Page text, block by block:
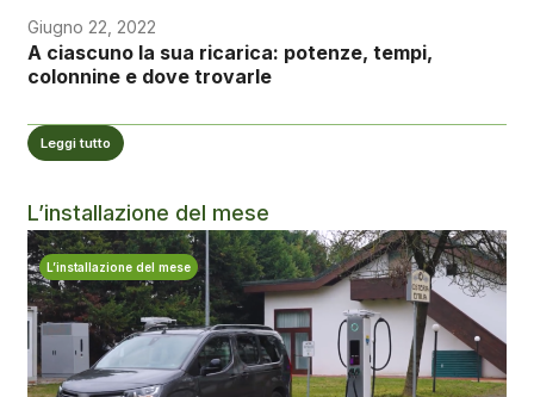
Giugno 22, 2022
A ciascuno la sua ricarica: potenze, tempi,
colonnine e dove trovarle
Leggi tutto
L’installazione del mese
L’installazione del mese